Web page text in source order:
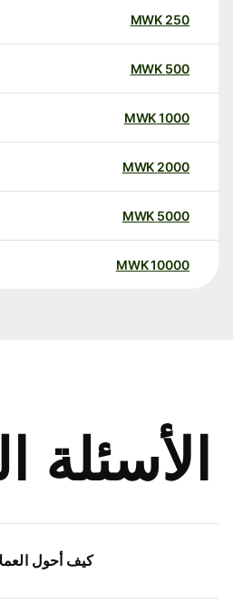
250
MWK
500
MWK
1000
MWK
2000
MWK
5000
MWK
10000
MWK
الأسئلة
كيف أحول